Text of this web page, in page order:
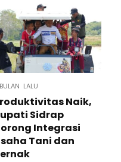
LALU
Naik,
Sidrap
Integrasi
Tani dan